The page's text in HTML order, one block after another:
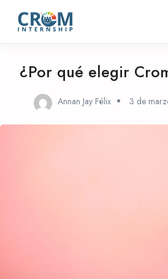
¿Por qué elegir
Annan Jay Félix 3 de